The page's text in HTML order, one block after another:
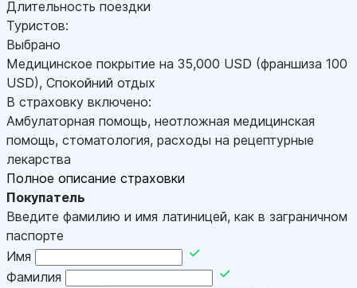
Длительность поездки
Туристов:
Выбрано
Медицинское покрытие на 35,000 USD (франшиза 100
USD), Спокойний отдых
В страховку включено:
Амбулаторная помощь, неотложная медицинская
помощь, стоматология, расходы на рецептурные
лекарства
Полное описание страховки
Покупатель
Введите фамилию и имя латиницей, как в заграничном
паспорте
Имя
Фамилия